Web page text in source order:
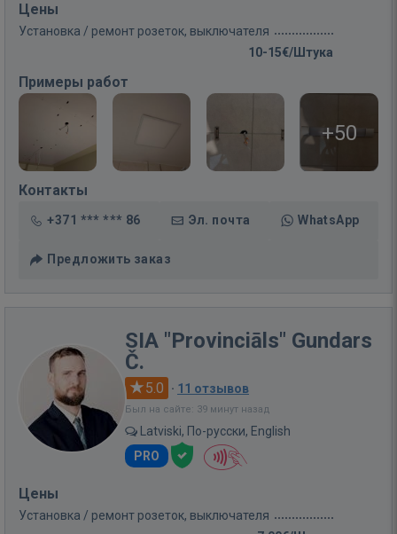
Цены
Установка / ремонт розеток, выключателя
10-15€/Штука
Примеры работ
+50
Контакты
+371 *** *** 86 Эл. почта WhatsApp
Предложить заказ
SIA "Provinciāls" Gundars
Č.
5.0 · 11 отзывов
Был на сайте: 39 минут назад
Latviski, По-русски, English
PRO
Цены
Установка / ремонт розеток, выключателя